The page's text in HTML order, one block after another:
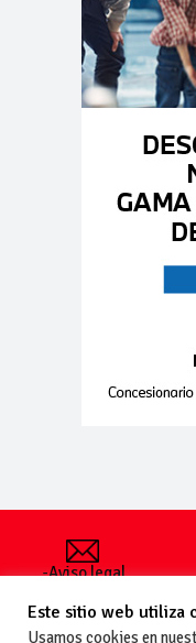
-Aviso legal
generales
de uso
Este sitio web utiliza
Usamos cookies en